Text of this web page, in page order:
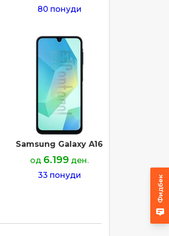
Фидбек
80 понуди
Samsung Galaxy A16
од 6.199 ден.
33 понуди